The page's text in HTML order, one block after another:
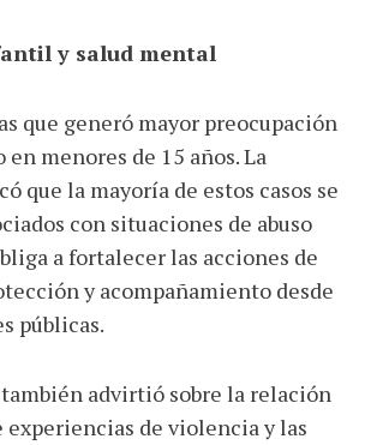
y salud mental
que generó mayor preocupación
en menores de 15 años. La
que la mayoría de estos casos se
con situaciones de abuso
a fortalecer las acciones de
y acompañamiento desde
públicas.
advirtió sobre la relación
de violencia y las